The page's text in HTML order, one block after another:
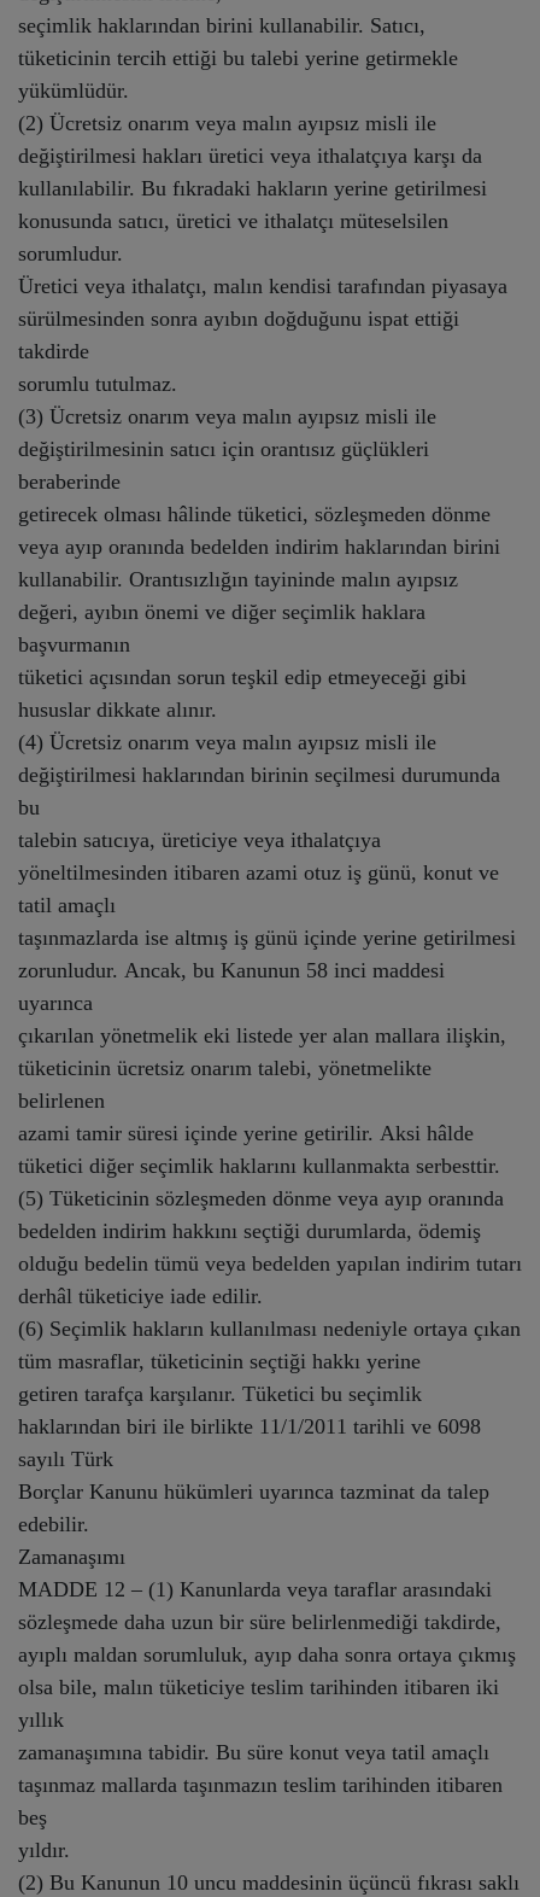
seçimlik haklarından birini kullanabilir. Satıcı,
tüketicinin tercih ettiği bu talebi yerine getirmekle
yükümlüdür.
(2) Ücretsiz onarım veya malın ayıpsız misli ile
değiştirilmesi hakları üretici veya ithalatçıya karşı da
kullanılabilir. Bu fıkradaki hakların yerine getirilmesi
konusunda satıcı, üretici ve ithalatçı müteselsilen
sorumludur.
Üretici veya ithalatçı, malın kendisi tarafından piyasaya
sürülmesinden sonra ayıbın doğduğunu ispat ettiği
takdirde
sorumlu tutulmaz.
(3) Ücretsiz onarım veya malın ayıpsız misli ile
değiştirilmesinin satıcı için orantısız güçlükleri
beraberinde
getirecek olması hâlinde tüketici, sözleşmeden dönme
veya ayıp oranında bedelden indirim haklarından birini
kullanabilir. Orantısızlığın tayininde malın ayıpsız
değeri, ayıbın önemi ve diğer seçimlik haklara
başvurmanın
tüketici açısından sorun teşkil edip etmeyeceği gibi
hususlar dikkate alınır.
(4) Ücretsiz onarım veya malın ayıpsız misli ile
değiştirilmesi haklarından birinin seçilmesi durumunda
bu
talebin satıcıya, üreticiye veya ithalatçıya
yöneltilmesinden itibaren azami otuz iş günü, konut ve
tatil amaçlı
taşınmazlarda ise altmış iş günü içinde yerine getirilmesi
zorunludur. Ancak, bu Kanunun 58 inci maddesi
uyarınca
çıkarılan yönetmelik eki listede yer alan mallara ilişkin,
tüketicinin ücretsiz onarım talebi, yönetmelikte
belirlenen
azami tamir süresi içinde yerine getirilir. Aksi hâlde
tüketici diğer seçimlik haklarını kullanmakta serbesttir.
(5) Tüketicinin sözleşmeden dönme veya ayıp oranında
bedelden indirim hakkını seçtiği durumlarda, ödemiş
olduğu bedelin tümü veya bedelden yapılan indirim tutarı
derhâl tüketiciye iade edilir.
(6) Seçimlik hakların kullanılması nedeniyle ortaya çıkan
tüm masraflar, tüketicinin seçtiği hakkı yerine
getiren tarafça karşılanır. Tüketici bu seçimlik
haklarından biri ile birlikte 11/1/2011 tarihli ve 6098
sayılı Türk
Borçlar Kanunu hükümleri uyarınca tazminat da talep
edebilir.
Zamanaşımı
MADDE 12 – (1) Kanunlarda veya taraflar arasındaki
sözleşmede daha uzun bir süre belirlenmediği takdirde,
ayıplı maldan sorumluluk, ayıp daha sonra ortaya çıkmış
olsa bile, malın tüketiciye teslim tarihinden itibaren iki
yıllık
zamanaşımına tabidir. Bu süre konut veya tatil amaçlı
taşınmaz mallarda taşınmazın teslim tarihinden itibaren
beş
yıldır.
(2) Bu Kanunun 10 uncu maddesinin üçüncü fıkrası saklı